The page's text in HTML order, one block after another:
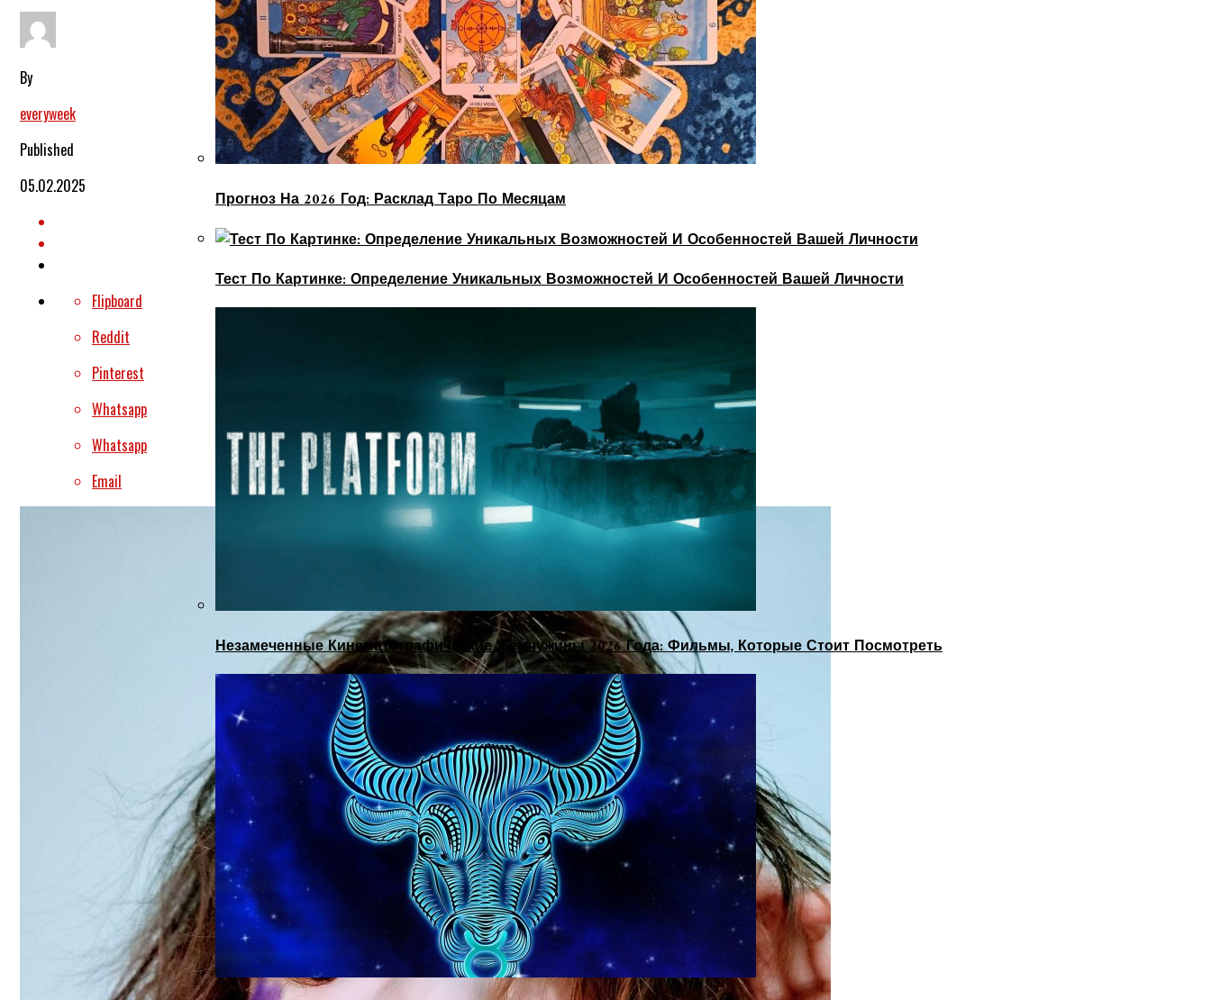
Прогноз На 2026 Год: Расклад Таро По Месяцам
Тест По Картинке: Определение Уникальных Возможностей И Особенностей Вашей Личности
Незамеченные Кинематографические Жемчужины 2026 Года: Фильмы, Которые Стоит Посмотреть
By
everyweek
Published
05.02.2025
Flipboard
Reddit
Pinterest
Whatsapp
Whatsapp
Email